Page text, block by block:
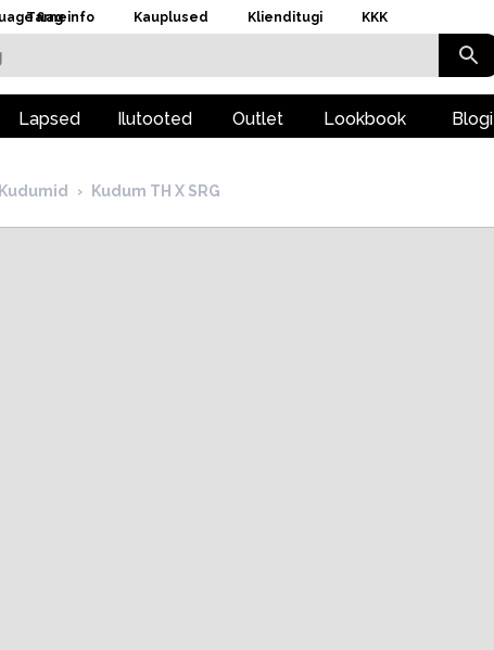
Tarneinfo Kauplused Klienditugi KKK
Lapsed Ilutooted Outlet Lookbook Blogi
Kudumid › Kudum TH X SRG